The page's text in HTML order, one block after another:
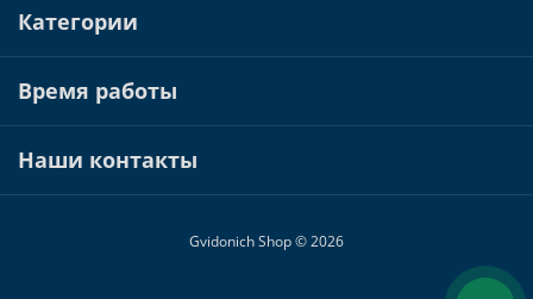
Категории
Время работы
Наши контакты
Gvidonich Shop © 2026